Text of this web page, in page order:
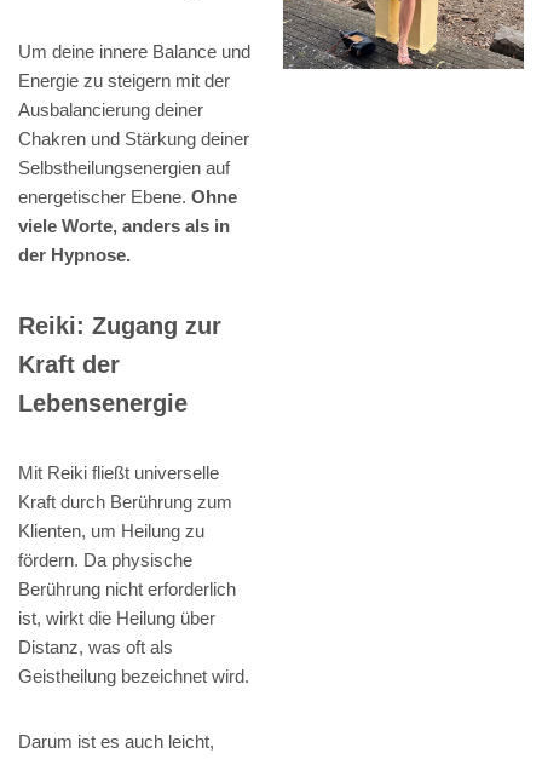
Um deine innere Balance und
Energie zu steigern mit der
Ausbalancierung deiner
Chakren und Stärkung deiner
Selbstheilungsenergien auf
energetischer Ebene. Ohne
viele Worte, anders als in
der Hypnose.
Reiki: Zugang zur
Kraft der
Lebensenergie
Mit Reiki fließt universelle
Kraft durch Berührung zum
Klienten, um Heilung zu
fördern. Da physische
Berührung nicht erforderlich
ist, wirkt die Heilung über
Distanz, was oft als
Geistheilung bezeichnet wird.
Darum ist es auch leicht,